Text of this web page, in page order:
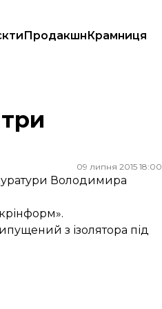
ПродакшнКрамниця
09 липня 2015 18:00
Володимира
.
з ізолятора під